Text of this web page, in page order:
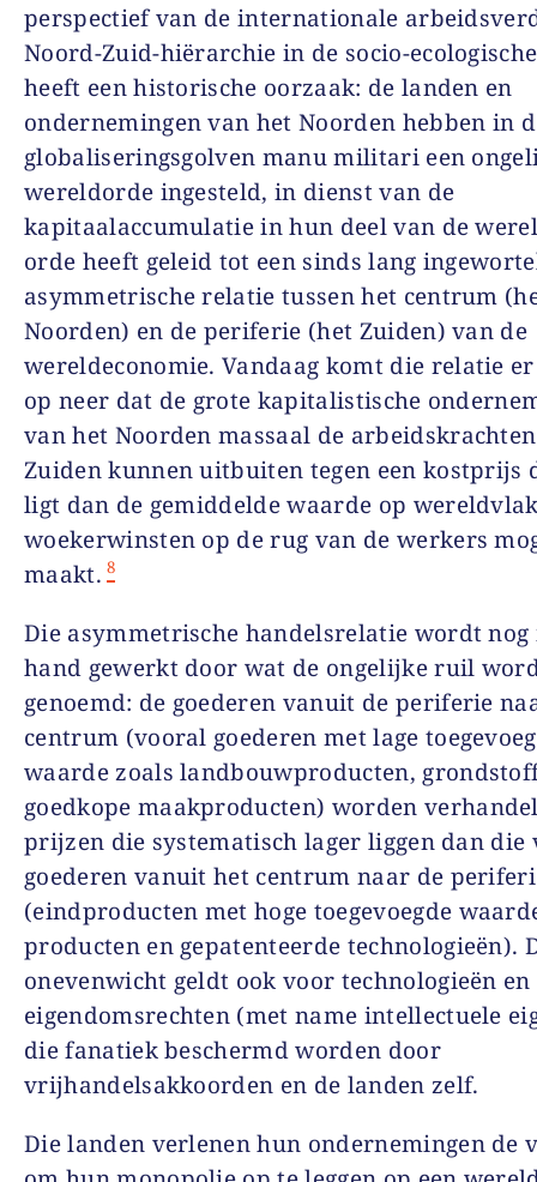
perspectief van de internationale
Noord-Zuid-hiërarchie in de socio-
heeft een historische oorzaak: de landen en
ondernemingen van het Noorden hebben in
globaliseringsgolven manu militari een
wereldorde ingesteld, in dienst van de
kapitaalaccumulatie in hun deel van de
orde heeft geleid tot een sinds lang
asymmetrische relatie tussen het centrum
Noorden) en de periferie (het Zuiden) van de
wereldeconomie. Vandaag komt die relatie
op neer dat de grote kapitalistische
van het Noorden massaal de
Zuiden kunnen uitbuiten tegen een kostprijs
ligt dan de gemiddelde waarde op
woekerwinsten op de rug van de werkers
maakt. 8
Die asymmetrische handelsrelatie wordt nog
hand gewerkt door wat de ongelijke ruil
genoemd: de goederen vanuit de periferie
centrum (vooral goederen met lage
waarde zoals landbouwproducten,
goedkope maakproducten) worden
prijzen die systematisch lager liggen dan die
goederen vanuit het centrum naar de
(eindproducten met hoge toegevoegde
producten en gepatenteerde technologieën).
onevenwicht geldt ook voor technologieën en
eigendomsrechten (met name intellectuele
die fanatiek beschermd worden door
vrijhandelsakkoorden en de landen zelf.
Die landen verlenen hun ondernemingen de